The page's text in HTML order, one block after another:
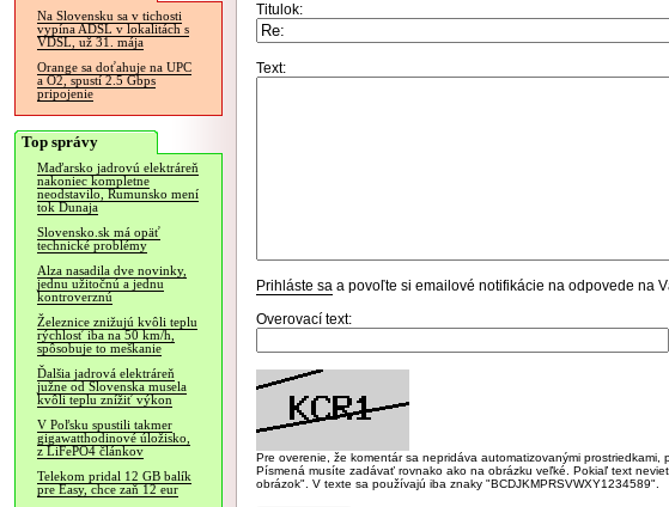
Na Slovensku sa v tichosti
vypína ADSL v lokalitách s
VDSL, už 31. mája
Orange sa doťahuje na UPC
a O2, spustí 2.5 Gbps
pripojenie
Top správy
Maďarsko jadrovú elektráreň
nakoniec kompletne
neodstavilo, Rumunsko mení
tok Dunaja
Slovensko.sk má opäť
technické problémy
Alza nasadila dve novinky,
jednu užitočnú a jednu
kontroverznú
Železnice znižujú kvôli teplu
rýchlosť iba na 50 km/h,
spôsobuje to meškanie
Ďalšia jadrová elektráreň
južne od Slovenska musela
kvôli teplu znížiť výkon
V Poľsku spustili takmer
gigawatthodinové úložisko,
z LiFePO4 článkov
Telekom pridal 12 GB balík
pre Easy, chce zaň 12 eur
Titulok:
Text:
Prihláste sa a povoľte si emailové notifikácie na odpovede na
Overovací text:
Pre overenie, že komentár sa nepridáva automatizovanými prostriedkami,
Písmená musíte zadávať rovnako ako na obrázku veľké. Pokiaľ text
obrázok". V texte sa používajú iba znaky "BCDJKMPRSVWXY1234589".